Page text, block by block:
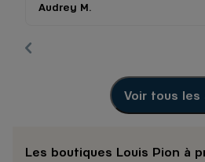
Audrey M.
Voir tous les
Les boutiques Louis Pion à